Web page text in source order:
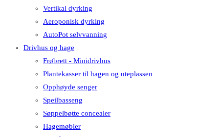
Vertikal dyrking
Aeroponisk dyrking
AutoPot selvvanning
Drivhus og hage
Frøbrett - Minidrivhus
Plantekasser til hagen og uteplassen
Opphøyde senger
Speilbasseng
Søppelbøtte concealer
Hagemøbler